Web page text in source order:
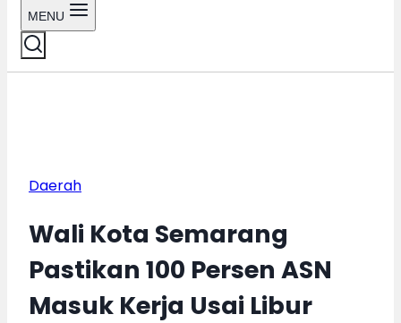
MENU
Daerah
Wali Kota Semarang
Pastikan 100 Persen ASN
Masuk Kerja Usai Libur